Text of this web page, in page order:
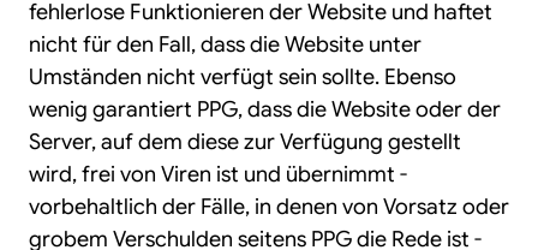
fehlerlose Funktionieren der Website und haftet
nicht für den Fall, dass die Website unter
Umständen nicht verfügt sein sollte. Ebenso
wenig garantiert PPG, dass die Website oder der
Server, auf dem diese zur Verfügung gestellt
wird, frei von Viren ist und übernimmt -
vorbehaltlich der Fälle, in denen von Vorsatz oder
grobem Verschulden seitens PPG die Rede ist -